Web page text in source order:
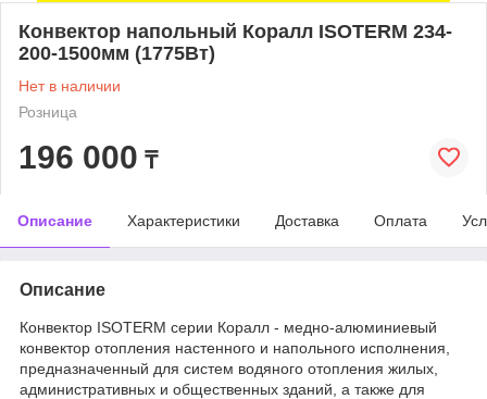
Конвектор напольный Коралл ISOTERM 234-
200-1500мм (1775Вт)
Нет в наличии
Розница
196 000 ₸
Описание Характеристики Доставка Оплата
Описание
Конвектор ISOTERM серии Коралл - медно-алюминиевый
конвектор отопления настенного и напольного исполнения,
предназначенный для систем водяного отопления жилых,
административных и общественных зданий, а также для